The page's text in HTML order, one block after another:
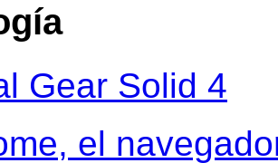
Gear Solid 4
el